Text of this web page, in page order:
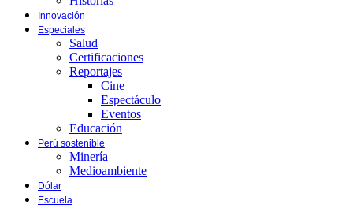
Innovación
Especiales
Salud
Certificaciones
Reportajes
Cine
Espectáculo
Eventos
Educación
Perú sostenible
Minería
Medioambiente
Dólar
Escuela